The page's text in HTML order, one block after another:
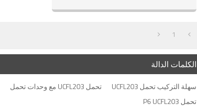
1
الكلمات الدالة
سهلة التركيب تحمل UCFL203 تحمل UCFL203 مع وحدات تحمل
تحمل P6 UCFL203